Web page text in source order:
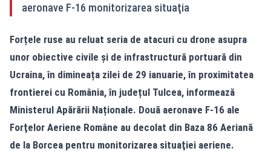
aeronave F-16 monitorizarea situaţia
Forțele ruse au reluat seria de atacuri cu drone asupra
unor obiective civile și de infrastructură portuară din
Ucraina, în dimineața zilei de 29 ianuarie, în proximitatea
frontierei cu România, în județul Tulcea, informează
Ministerul Apărării Naționale. Două aeronave F-16 ale
Forţelor Aeriene Române au decolat din Baza 86 Aeriană
de la Borcea pentru monitorizarea situaţiei aeriene.